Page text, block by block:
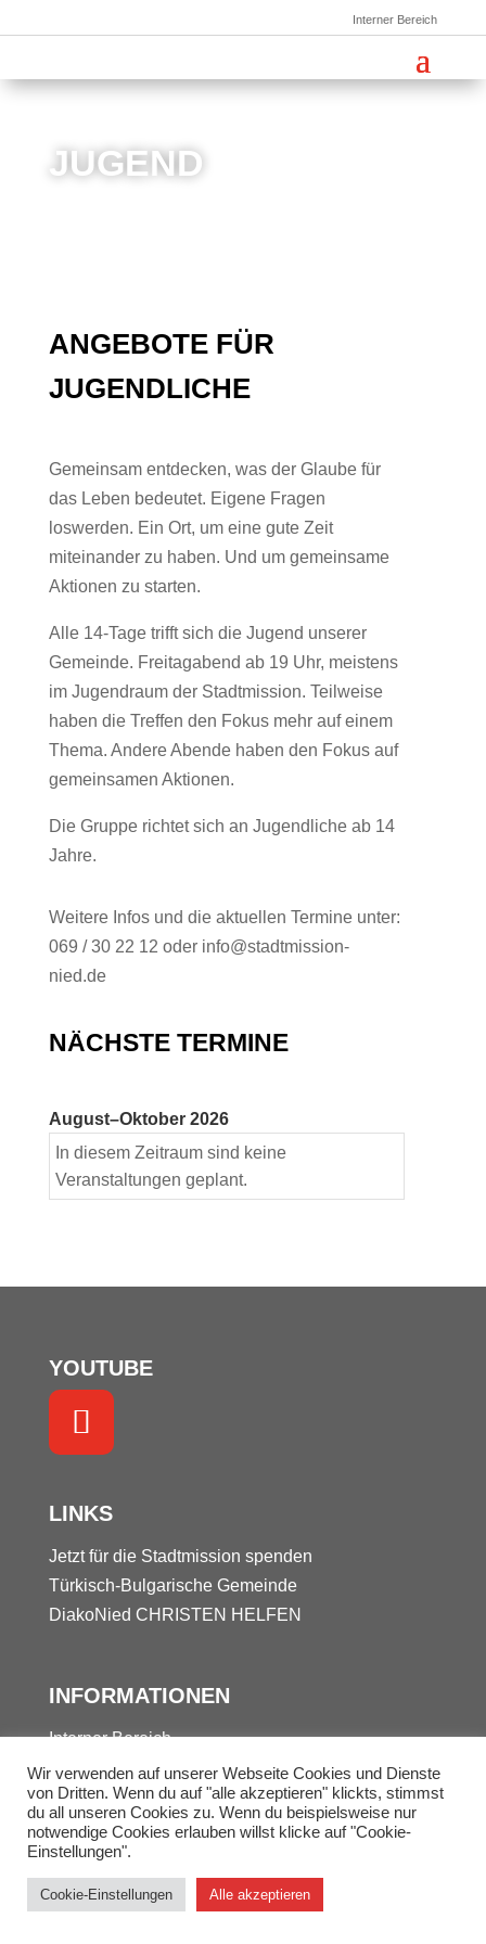
Interner Bereich
JUGEND
ANGEBOTE FÜR
JUGENDLICHE
Gemeinsam entdecken, was der Glaube für
das Leben bedeutet. Eigene Fragen
loswerden. Ein Ort, um eine gute Zeit
miteinander zu haben. Und um gemeinsame
Aktionen zu starten.
Alle 14-Tage trifft sich die Jugend unserer
Gemeinde. Freitagabend ab 19 Uhr, meistens
im Jugendraum der Stadtmission. Teilweise
haben die Treffen den Fokus mehr auf einem
Thema. Andere Abende haben den Fokus auf
gemeinsamen Aktionen.
Die Gruppe richtet sich an Jugendliche ab 14
Jahre.
Weitere Infos und die aktuellen Termine unter:
069 / 30 22 12 oder info@stadtmission-
nied.de
NÄCHSTE TERMINE
August–Oktober 2026
In diesem Zeitraum sind keine
Veranstaltungen geplant.
YOUTUBE
LINKS
Jetzt für die Stadtmission spenden
Türkisch-Bulgarische Gemeinde
DiakoNied CHRISTEN HELFEN
INFORMATIONEN
Interner Bereich
Kontakt
Datenschutz
Impressum
© 2025 Stadtmission Frankfurt-Nied
Wir verwenden auf unserer Webseite Cookies und Dienste
von Dritten. Wenn du auf "alle akzeptieren" klickts, stimmst
du all unseren Cookies zu. Wenn du beispielsweise nur
notwendige Cookies erlauben willst klicke auf "Cookie-
Einstellungen".
Cookie-Einstellungen Alle akzeptieren